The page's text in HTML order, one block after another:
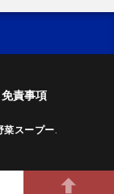
免責事項
スープー